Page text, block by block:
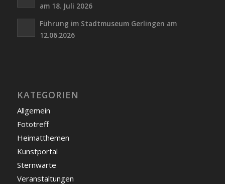
am 18. Juli 2026
Führung im Stadtmuseum Gerlingen am
12.06.2026
KATEGORIEN
Allgemein
Fototreff
Heimatthemen
Kunstportal
Sternwarte
Veranstaltungen